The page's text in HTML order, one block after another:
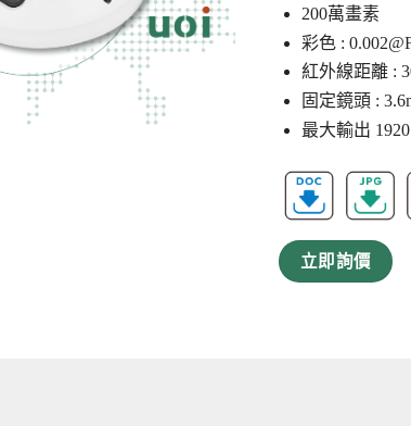
200萬畫素
彩色 :
紅外線距離 :
固定鏡頭 :
最大輸出
立即詢價